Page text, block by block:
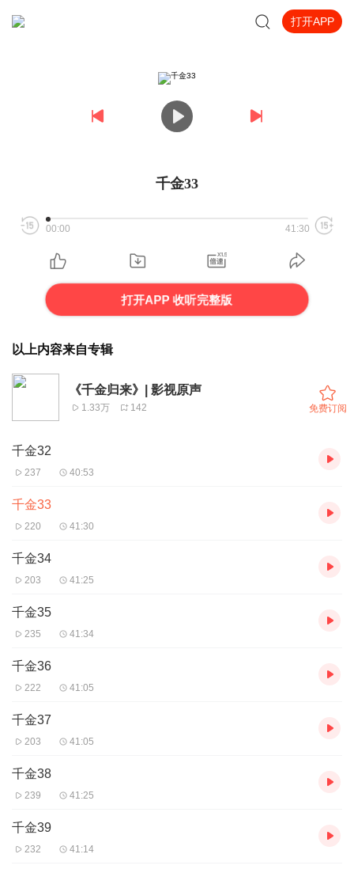
打开APP
千金33
00:00 41:30
打开APP 收听完整版
以上内容来自专辑
《千金归来》| 影视原声
1.33万 142 免费订阅
千金32
237 40:53
千金33
220 41:30
千金34
203 41:25
千金35
235 41:34
千金36
222 41:05
千金37
203 41:05
千金38
239 41:25
千金39
232 41:14